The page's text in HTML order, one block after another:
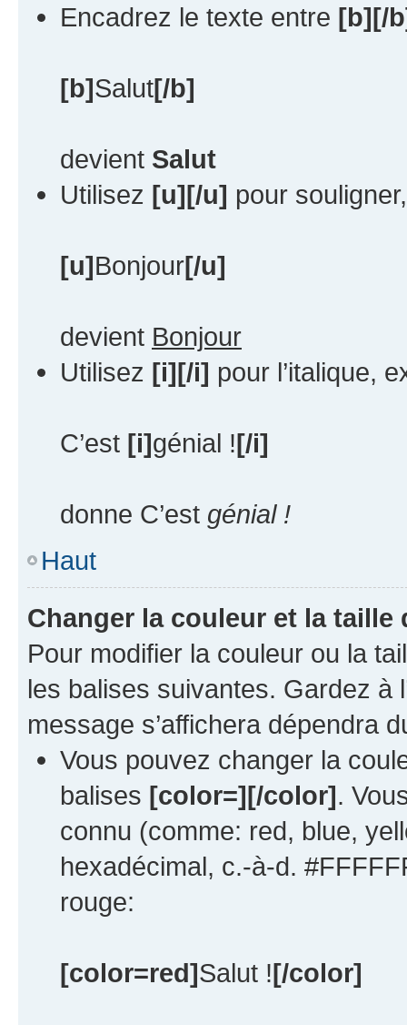
Encadrez le texte entre [b][/
[b]Salut[/b]
devient Salut
Utilisez [u][/u] pour
[u]Bonjour[/u]
devient Bonjour
Utilisez [i][/i] pour l’italique,
C’est [i]génial ![/i]
donne C’est génial !
Haut
Changer la couleur et la taille
Pour modifier la couleur ou la
les balises suivantes. Gardez à
message s’affichera dépendra
Vous pouvez changer la
balises [color=][/color].
connu (comme: red, blue,
hexadécimal, c.-à-d.
rouge:
[color=red]Salut ![/color]